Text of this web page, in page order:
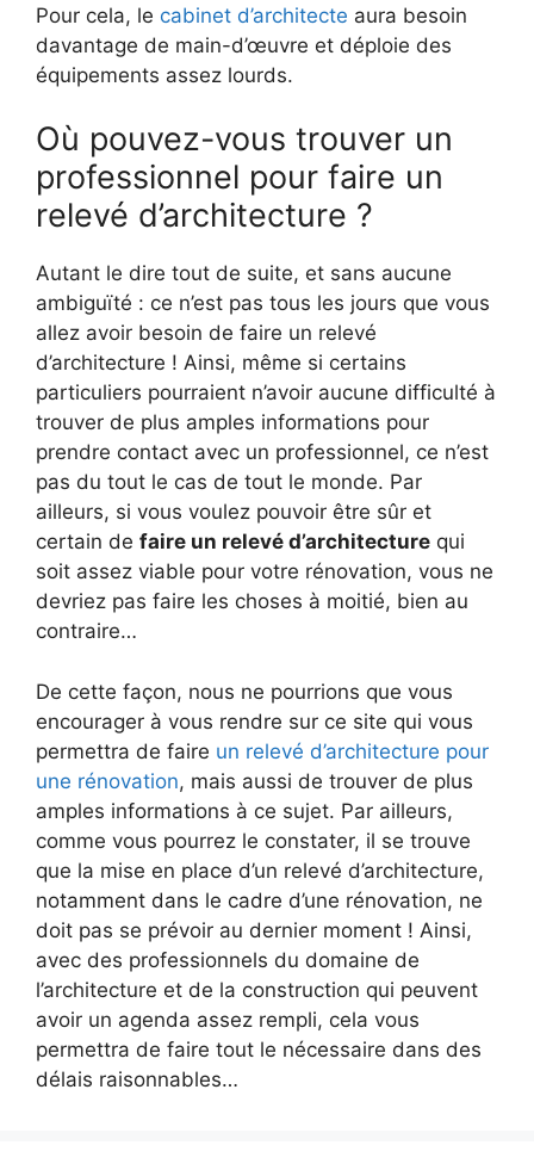
Pour cela, le cabinet d’architecte aura besoin
davantage de main-d’œuvre et déploie des
équipements assez lourds.
Où pouvez-vous trouver un
professionnel pour faire un
relevé d’architecture ?
Autant le dire tout de suite, et sans aucune
ambiguïté : ce n’est pas tous les jours que vous
allez avoir besoin de faire un relevé
d’architecture ! Ainsi, même si certains
particuliers pourraient n’avoir aucune difficulté à
trouver de plus amples informations pour
prendre contact avec un professionnel, ce n’est
pas du tout le cas de tout le monde. Par
ailleurs, si vous voulez pouvoir être sûr et
certain de faire un relevé d’architecture qui
soit assez viable pour votre rénovation, vous ne
devriez pas faire les choses à moitié, bien au
contraire…
De cette façon, nous ne pourrions que vous
encourager à vous rendre sur ce site qui vous
permettra de faire un relevé d’architecture pour
une rénovation, mais aussi de trouver de plus
amples informations à ce sujet. Par ailleurs,
comme vous pourrez le constater, il se trouve
que la mise en place d’un relevé d’architecture,
notamment dans le cadre d’une rénovation, ne
doit pas se prévoir au dernier moment ! Ainsi,
avec des professionnels du domaine de
l’architecture et de la construction qui peuvent
avoir un agenda assez rempli, cela vous
permettra de faire tout le nécessaire dans des
délais raisonnables…